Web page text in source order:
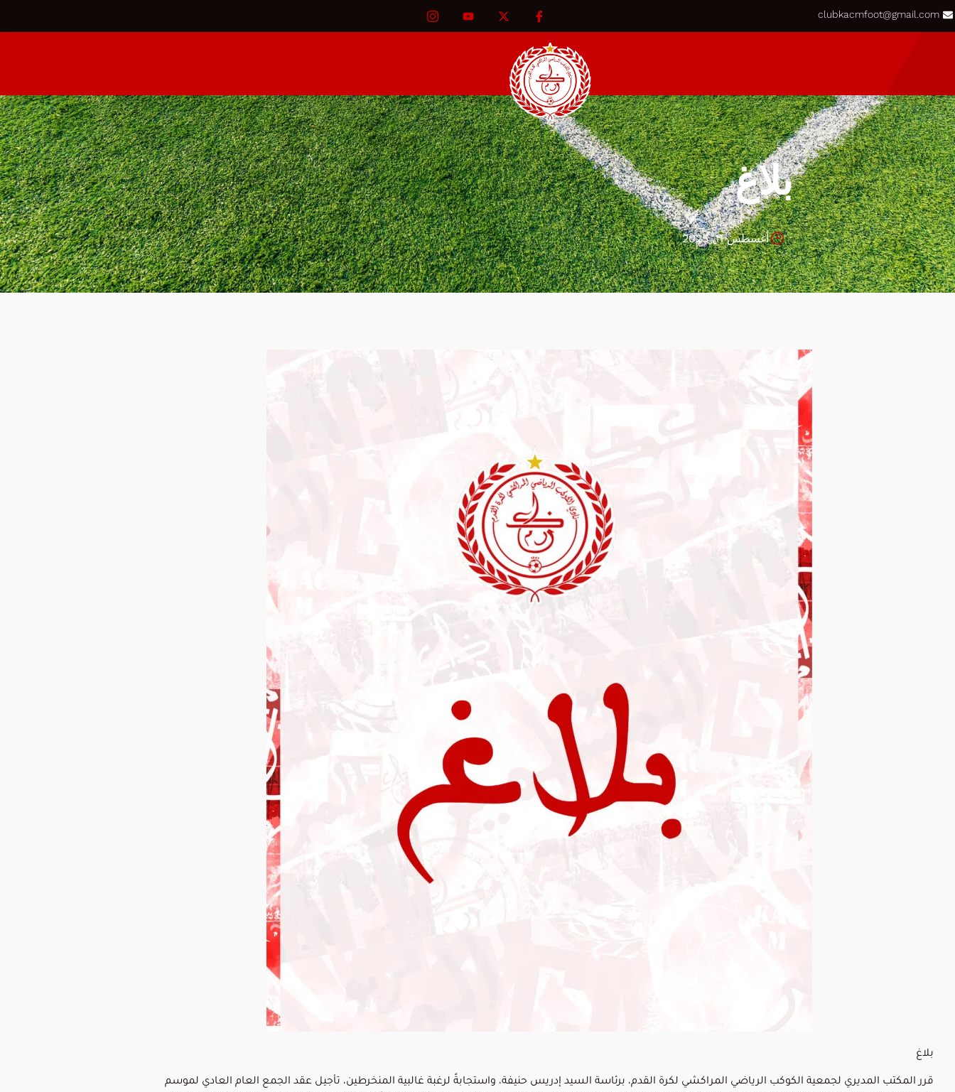
clubkacmfoot@gmail.com
بلاغ
أغسطس 11, 2025
بلاغ
قرر المكتب المديري لجمعية الكوكب الرياضي المراكشي لكرة القدم، برئاسة السيد إدريس حنيفة، واستجابةً لرغبة غالبية المنخرطين، تأجيل عقد الجمع العام العادي لموسم